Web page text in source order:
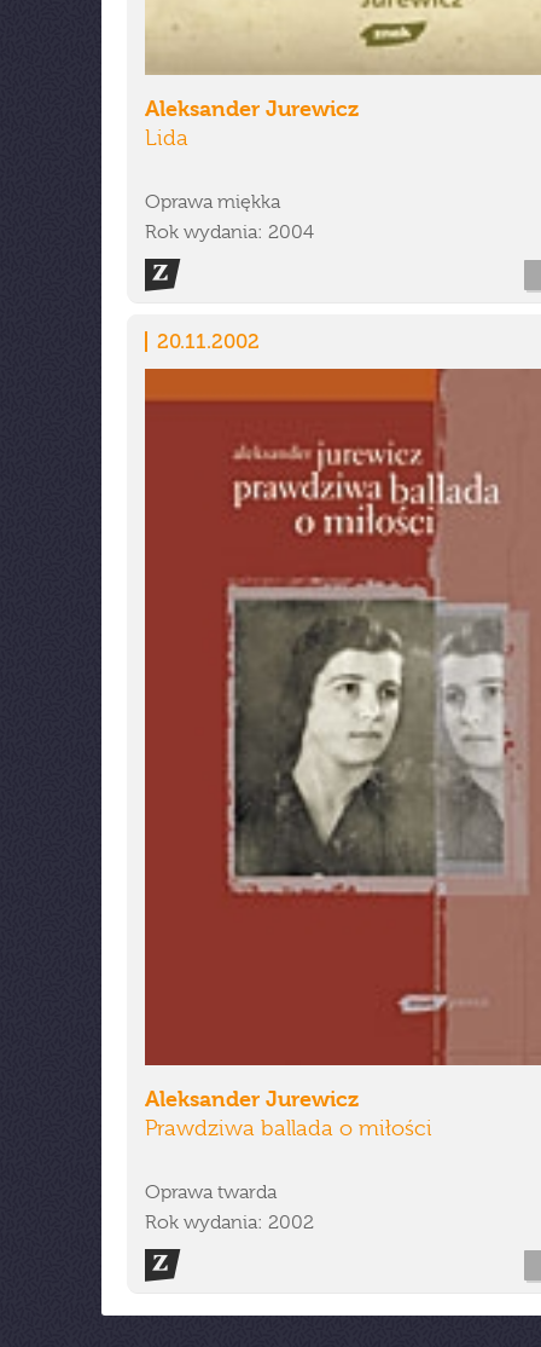
Aleksander Jurewicz
Lida
Oprawa miękka
Rok wydania: 2004
20.11.2002
Aleksander Jurewicz
Prawdziwa ballada o miłości
Oprawa twarda
Rok wydania: 2002